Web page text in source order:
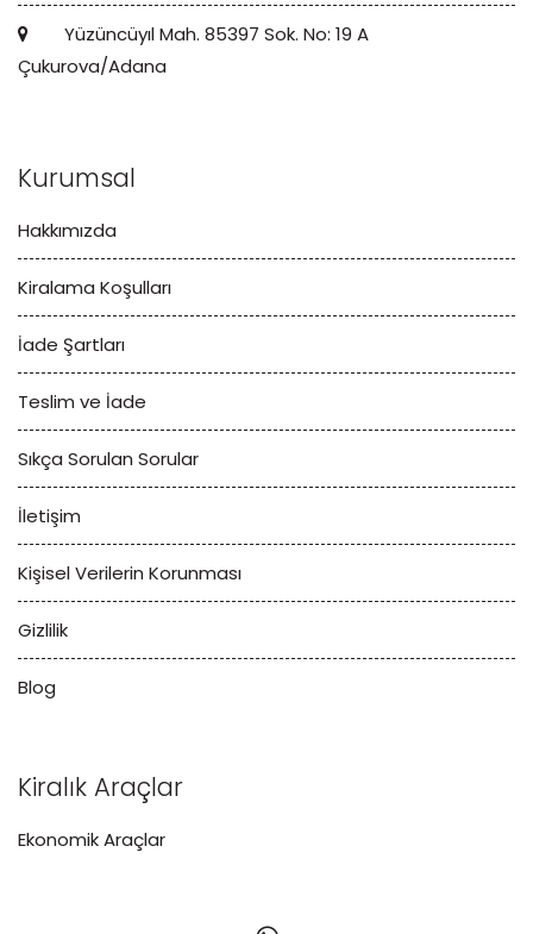
Yüzüncüyıl Mah. 85397 Sok. No: 19 A
Çukurova/Adana
Kurumsal
Hakkımızda
Kiralama Koşulları
İade Şartları
Teslim ve İade
Sıkça Sorulan Sorular
İletişim
Kişisel Verilerin Korunması
Gizlilik
Blog
Kiralık Araçlar
Ekonomik Araçlar